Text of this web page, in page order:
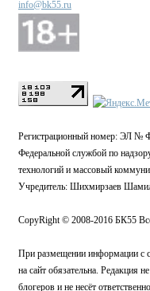
info@bk55.ru
Регистрационный номер: ЭЛ №
Федеральной службой по
технологий и массовый
Учредитель: Шихмирзаев
CopyRight © 2008-2016 БК55
При размещении информации с
на сайт обязательна. Редакция
блогеров и не несёт